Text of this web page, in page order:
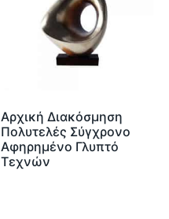
Αρχική Διακόσμηση
Πολυτελές Σύγχρονο
Αφηρημένο Γλυπτό
Τεχνών